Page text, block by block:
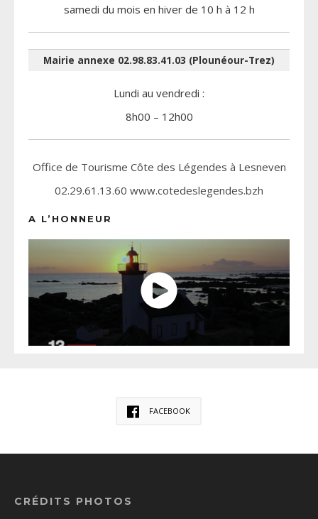
samedi du mois en hiver de 10 h à 12 h
Mairie annexe 02.98.83.41.03 (Plounéour-Trez)
Lundi au vendredi :
8h00 – 12h00
Office de Tourisme Côte des Légendes à Lesneven
02.29.61.13.60 www.cotedeslegendes.bzh
A L’HONNEUR
FACEBOOK
CRÉDITS PHOTOS